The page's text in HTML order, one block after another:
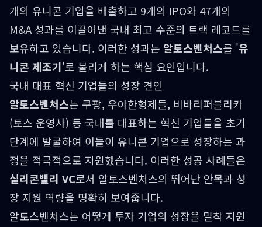
개의 유니콘 기업을 배출하고 9개의 IPO와 47개의
M&A 성과를 이끌어낸 국내 최고 수준의 트랙 레코드를
보유하고 있습니다. 이러한 성과는 알토스벤처스를 '유
니콘 제조기'로 불리게 하는 핵심 요인입니다.
국내 대표 혁신 기업들의 성장 견인
알토스벤처스는 쿠팡, 우아한형제들, 비바리퍼블리카
(토스 운영사) 등 국내를 대표하는 혁신 기업들을 초기
단계에 발굴하여 이들이 유니콘 기업으로 성장하는 과
정을 적극적으로 지원했습니다. 이러한 성공 사례들은
실리콘밸리 VC로서 알토스벤처스의 뛰어난 안목과 성
장 지원 역량을 명확히 보여줍니다.
알토스벤처스는 어떻게 투자 기업의 성장을 밀착 지원